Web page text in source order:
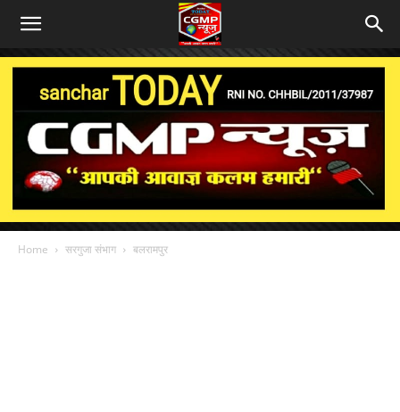
Home सरगुजा संभाग बलरामपुर